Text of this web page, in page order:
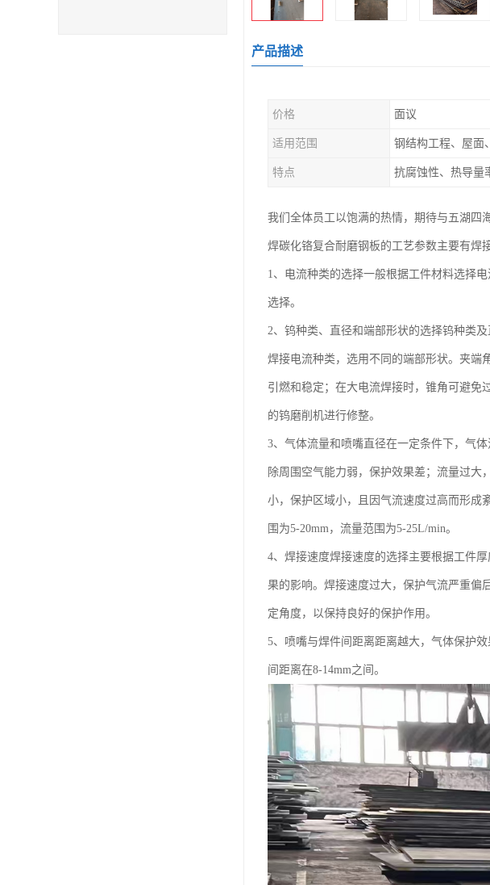
产品描述
价格 面议
适用范围 钢结构工程、屋面
特点
我们全体员工以饱满的热情，期待与五湖四
焊碳化铬复合耐磨钢板的工艺参数主要有焊
1、电流种类的选择一般根据工件材料选择
选择。
2、钨种类、直径和端部形状的选择钨种类
焊接电流种类，选用不同的端部形状。夹端
引燃和稳定；在大电流焊接时，锥角可避免
的钨磨削机进行修整。
3、气体流量和喷嘴直径在一定条件下，气
除周围空气能力弱，保护效果差；流量过大
小，保护区域小，且因气流速度过高而形成
围为5-20mm，流量范围为5-25L/min。
4、焊接速度焊接速度的选择主要根据工件
果的影响。焊接速度过大，保护气流严重偏
定角度，以保持良好的保护作用。
5、喷嘴与焊件间距离距离越大，气体保护
间距离在8-14mm之间。